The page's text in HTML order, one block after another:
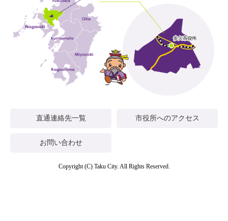
直通連絡先一覧 市役所へのアクセス
お問い合わせ
Copyright (C) Taku City. All Rights Reserved.